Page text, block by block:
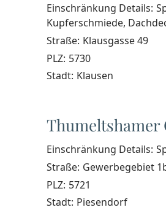
Einschränkung Details:
Kupferschmiede,
Straße: Klausgasse 49
PLZ: 5730
Stadt: Klausen
Thumeltshamer
Einschränkung Details:
Straße: Gewerbegebiet
PLZ: 5721
Stadt: Piesendorf